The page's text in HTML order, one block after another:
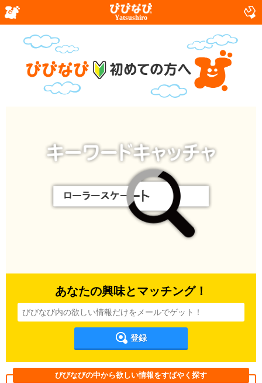
Yatsushiro
あなたの興味とマッチング！
登録
びびなびの中から欲しい情報をすばやく探す